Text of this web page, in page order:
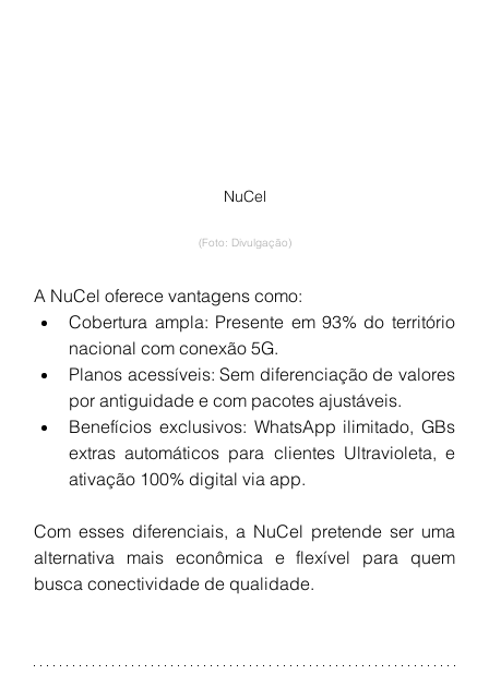
NuCel
(Foto: Divulgação)
A NuCel oferece vantagens como:
Cobertura ampla: Presente em 93% do território
nacional com conexão 5G.
Planos acessíveis: Sem diferenciação de valores
por antiguidade e com pacotes ajustáveis.
Benefícios exclusivos: WhatsApp ilimitado, GBs
extras automáticos para clientes Ultravioleta, e
ativação 100% digital via app.
Com esses diferenciais, a NuCel pretende ser uma
alternativa mais econômica e flexível para quem
busca conectividade de qualidade.